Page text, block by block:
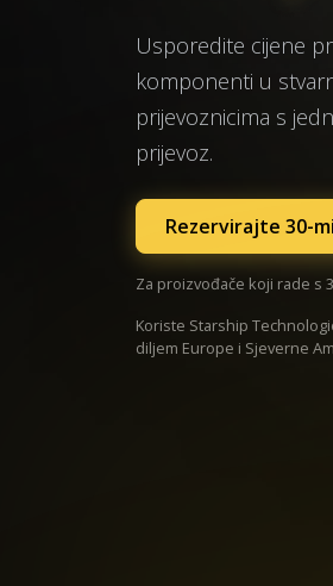
Usporedite cijene
komponenti u
prijevoznicima s
prijevoz.
Rezervirajte 30-
Za proizvođače koji rade s
Koriste Starship
diljem Europe i Sjeverne